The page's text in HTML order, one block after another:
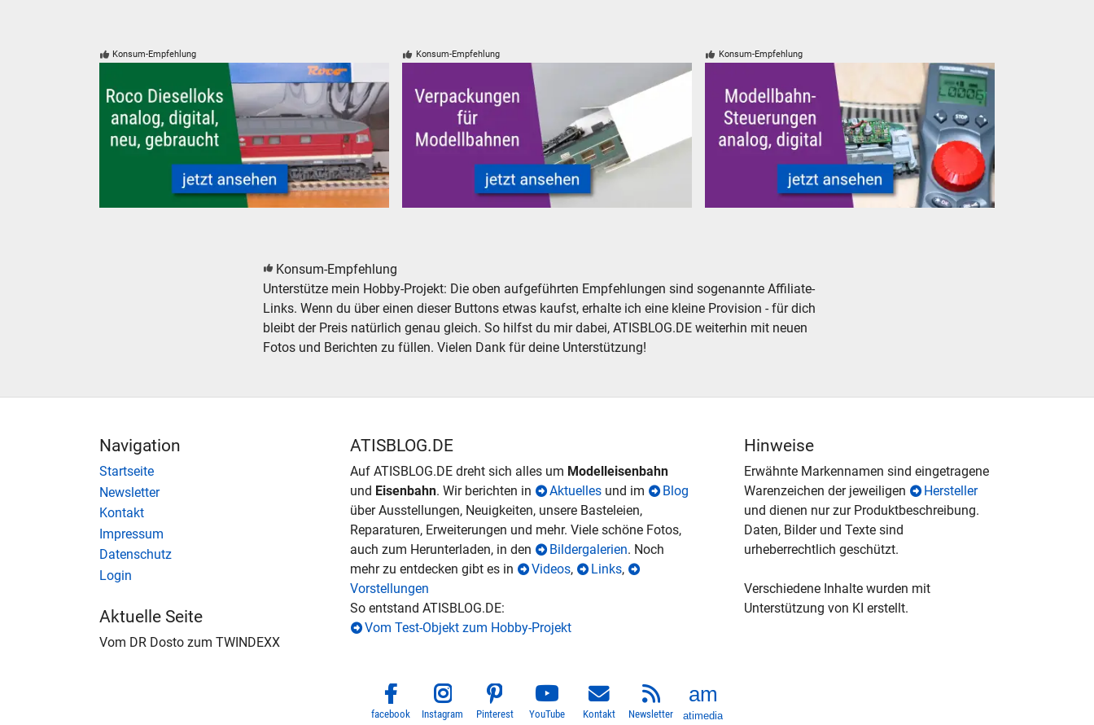
Konsum-Empfehlung Konsum-Empfehlung Konsum-Empfehlung
Konsum-Empfehlung
Unterstütze mein Hobby-Projekt: Die oben aufgeführten Empfehlungen sind sogenannte Affiliate-
Links. Wenn du über einen dieser Buttons etwas kaufst, erhalte ich eine kleine Provision - für dich
bleibt der Preis natürlich genau gleich. So hilfst du mir dabei, ATISBLOG.DE weiterhin mit neuen
Fotos und Berichten zu füllen. Vielen Dank für deine Unterstützung!
Navigation
Startseite
Newsletter
Kontakt
Impressum
Datenschutz
Login
Aktuelle Seite
Vom DR Dosto zum TWINDEXX
ATISBLOG.DE
Auf ATISBLOG.DE dreht sich alles um Modelleisenbahn
und Eisenbahn. Wir berichten in Aktuelles und im
Blog
über Ausstellungen, Neuigkeiten, unsere Basteleien,
Reparaturen, Erweiterungen und mehr. Viele schöne Fotos,
auch zum Herunterladen, in den
Bildergalerien. Noch
mehr zu entdecken gibt es in
Videos, Links,
Vorstellungen
So entstand ATISBLOG.DE:
Vom Test-Objekt zum Hobby-Projekt
Hinweise
Erwähnte Markennamen sind eingetragene
Warenzeichen der jeweiligen
Hersteller
und dienen nur zur Produktbeschreibung.
Daten, Bilder und Texte sind
urheberrechtlich geschützt.
Verschiedene Inhalte wurden mit
Unterstützung von KI erstellt.
facebook Instagram Pinterest YouTube Kontakt Newsletter atimedia